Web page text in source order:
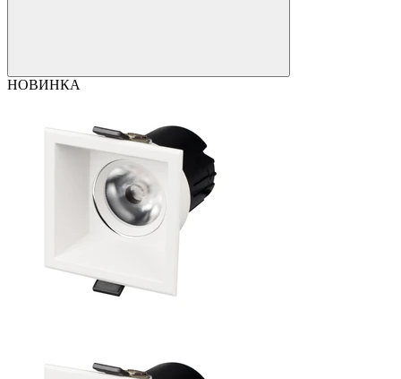
НОВИНКА